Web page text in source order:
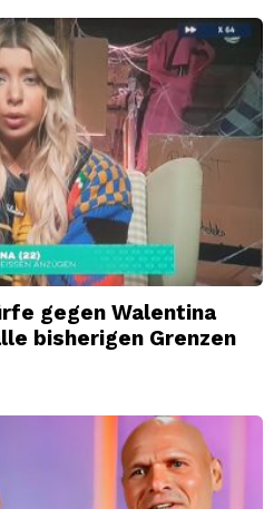
gegen Walentina
bisherigen Grenzen